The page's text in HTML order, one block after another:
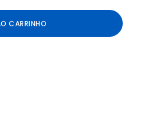
CARRINHO